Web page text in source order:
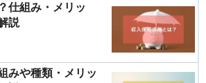
仕組み・メリッ
説
みや種類・メリッ